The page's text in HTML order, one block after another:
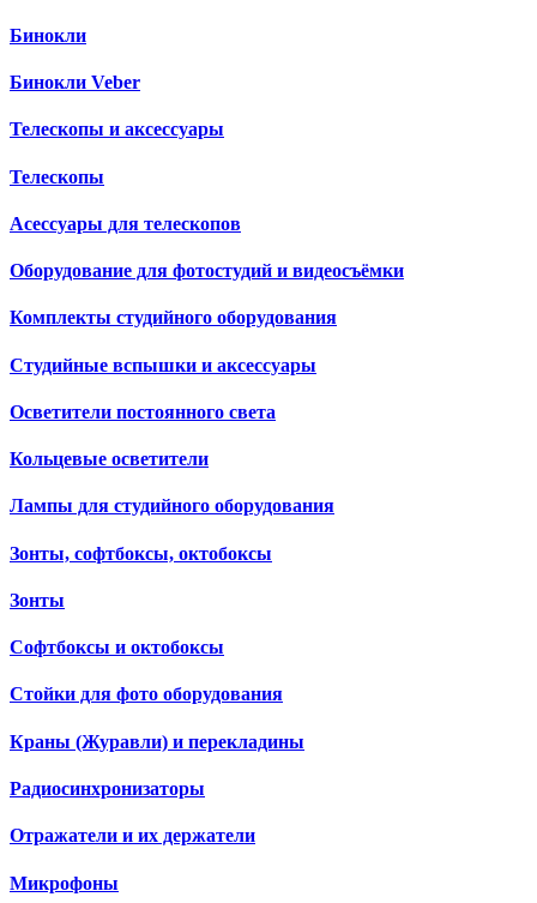
Бинокли
Бинокли Veber
Телескопы и аксессуары
Телескопы
Асессуары для телескопов
Оборудование для фотостудий и видеосъёмки
Комплекты студийного оборудования
Студийные вспышки и аксессуары
Осветители постоянного света
Кольцевые осветители
Лампы для студийного оборудования
Зонты, софтбоксы, октобоксы
Зонты
Софтбоксы и октобоксы
Стойки для фото оборудования
Краны (Журавли) и перекладины
Радиосинхронизаторы
Отражатели и их держатели
Микрофоны